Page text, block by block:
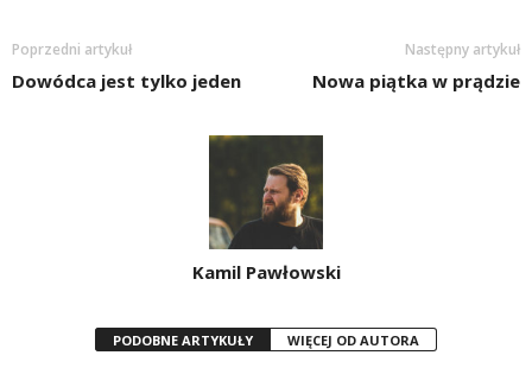
Poprzedni artykuł
Dowódca jest tylko jeden
Następny artykuł
Nowa piątka w prądzie
Kamil Pawłowski
PODOBNE ARTYKUŁY WIĘCEJ OD AUTORA